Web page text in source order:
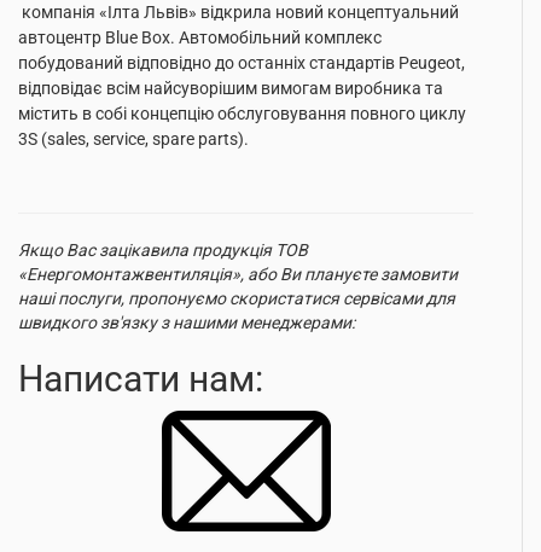
компанія «Ілта Львів» відкрила новий концептуальний
автоцентр Blue Box. Автомобільний комплекс
побудований відповідно до останніх стандартів Peugeot,
відповідає всім найсуворішим вимогам виробника та
містить в собі концепцію обслуговування повного циклу
3S (sales, service, spare parts).
Якщо Вас зацікавила продукція ТОВ
«Енергомонтажвентиляція», або Ви плануєте замовити
наші послуги, пропонуємо скористатися сервісами для
швидкого зв'язку з нашими менеджерами:
Написати нам: